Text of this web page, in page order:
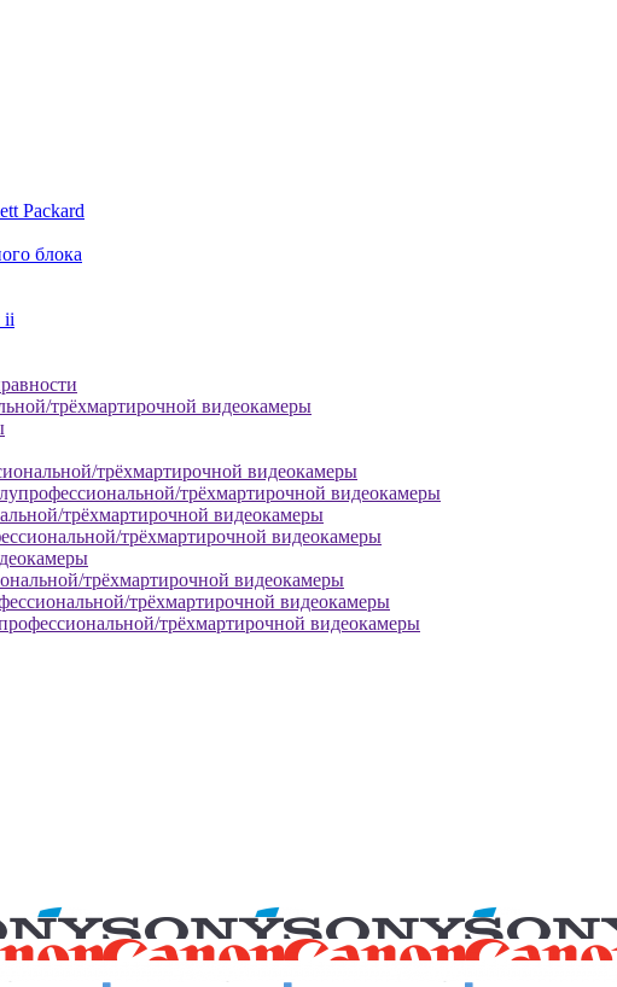
Packard
блока
ii
трёхмартирочной видеокамеры
трёхмартирочной видеокамеры
трёхмартирочной видеокамеры
трёхмартирочной видеокамеры
трёхмартирочной видеокамеры
трёхмартирочной видеокамеры
трёхмартирочной видеокамеры
трёхмартирочной видеокамеры